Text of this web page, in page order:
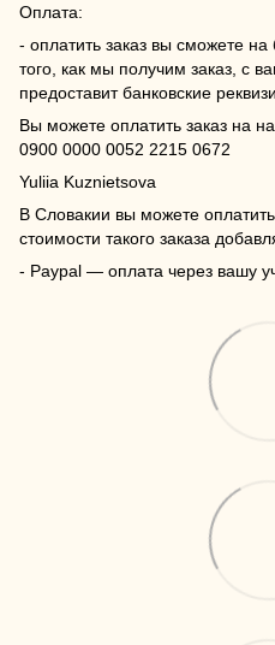
Оплата:
- оплатить заказ вы сможете
того, как мы получим заказ, с
предоставит банковские
Вы можете оплатить заказ на
0900 0000 0052 2215 0672
Yuliia Kuznietsova
В Словакии вы можете
стоимости такого заказа
- Paypal — оплата через вашу